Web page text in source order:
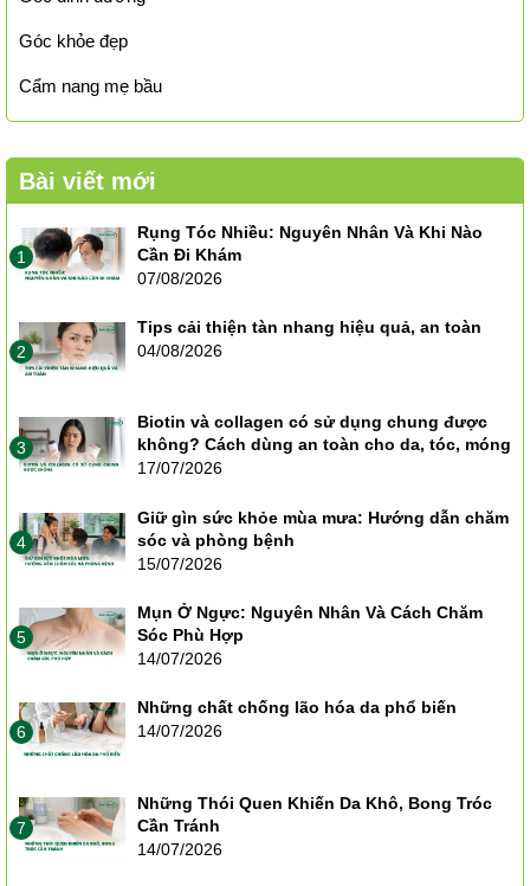
Góc khỏe đẹp
Cẩm nang mẹ bầu
Bài viết mới
1
Rụng Tóc Nhiều: Nguyên Nhân Và Khi Nào
Cần Đi Khám
07/08/2026
2
Tips cải thiện tàn nhang hiệu quả, an toàn
04/08/2026
3
Biotin và collagen có sử dụng chung được
không? Cách dùng an toàn cho da, tóc, móng
17/07/2026
4
Giữ gìn sức khỏe mùa mưa: Hướng dẫn chăm
sóc và phòng bệnh
15/07/2026
5
Mụn Ở Ngực: Nguyên Nhân Và Cách Chăm
Sóc Phù Hợp
14/07/2026
6
Những chất chống lão hóa da phổ biến
14/07/2026
7
Những Thói Quen Khiến Da Khô, Bong Tróc
Cần Tránh
14/07/2026